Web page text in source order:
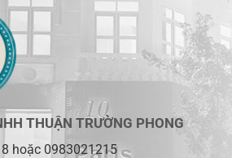
THUẬN TRƯỜNG PHONG
hoặc 0983021215